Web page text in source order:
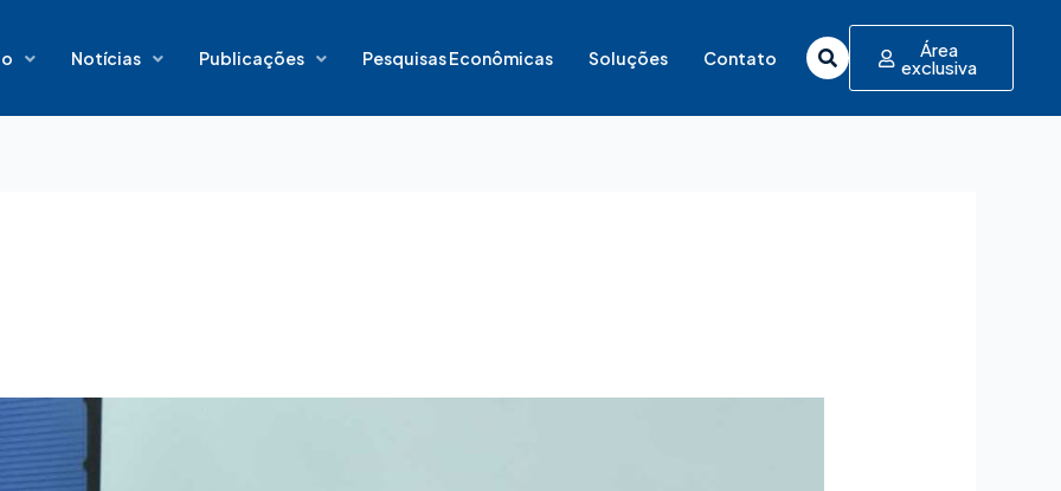
Notícias Publicações Pesquisas Econômicas Soluções Contato Área
exclusiva